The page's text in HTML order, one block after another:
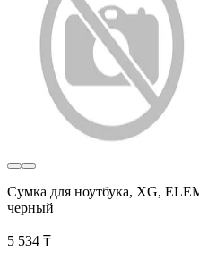
Сумка для ноутбука, XG,
черный
5 534 ₸